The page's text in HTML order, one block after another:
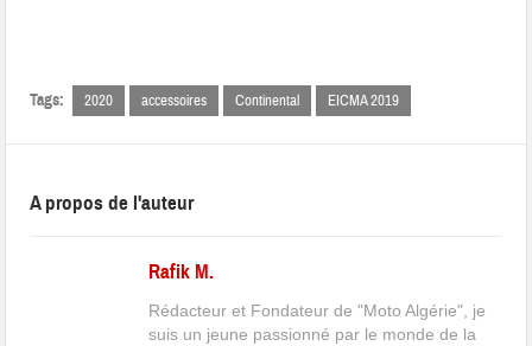
Tags: 2020 accessoires Continental EICMA 2019
A propos de l'auteur
Rafik M.
Rédacteur et Fondateur de "Moto Algérie", je
suis un jeune passionné par le monde de la